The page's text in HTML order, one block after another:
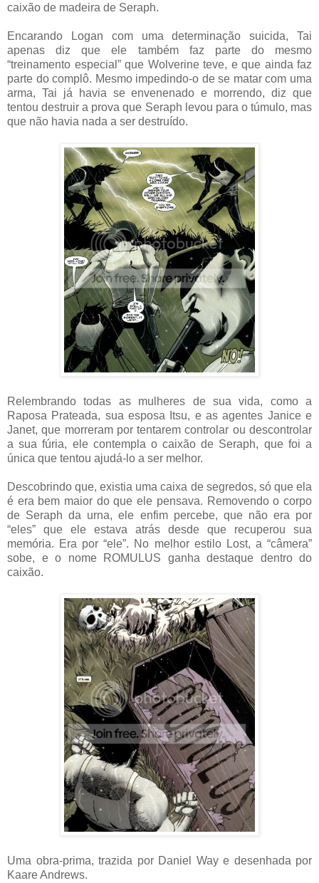
caixão de madeira de Seraph.
Encarando Logan com uma determinação suicida, Tai
apenas diz que ele também faz parte do mesmo
“treinamento especial” que Wolverine teve, e que ainda faz
parte do complô. Mesmo impedindo-o de se matar com uma
arma, Tai já havia se envenenado e morrendo, diz que
tentou destruir a prova que Seraph levou para o túmulo, mas
que não havia nada a ser destruído.
Relembrando todas as mulheres de sua vida, como a
Raposa Prateada, sua esposa Itsu, e as agentes Janice e
Janet, que morreram por tentarem controlar ou descontrolar
a sua fúria, ele contempla o caixão de Seraph, que foi a
única que tentou ajudá-lo a ser melhor.
Descobrindo que, existia uma caixa de segredos, só que ela
é era bem maior do que ele pensava. Removendo o corpo
de Seraph da urna, ele enfim percebe, que não era por
“eles” que ele estava atrás desde que recuperou sua
memória. Era por “ele”. No melhor estilo Lost, a “câmera”
sobe, e o nome ROMULUS ganha destaque dentro do
caixão.
Uma obra-prima, trazida por Daniel Way e desenhada por
Kaare Andrews.